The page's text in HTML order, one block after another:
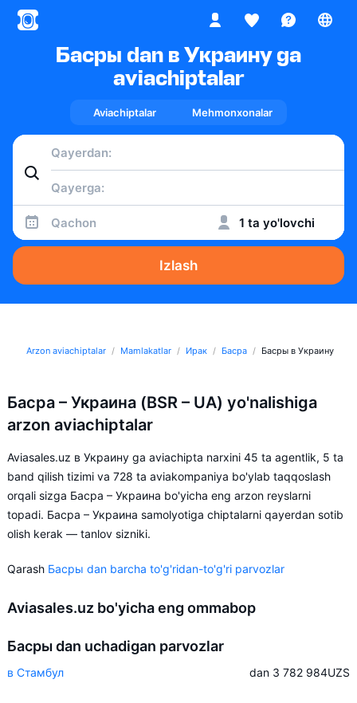
Басры dan в Украину ga
aviachiptalar
Aviachiptalar Mehmonxonalar
Qachon 1 ta yo'lovchi
Izlash
Arzon aviachiptalar Mamlakatlar Ирак Басра Басры в Украину
Басра – Украина (BSR – UA) yo'nalishiga
arzon aviachiptalar
Aviasales.uz в Украину ga aviachipta narxini 45 ta agentlik, 5 ta
band qilish tizimi va 728 ta aviakompaniya bo'ylab taqqoslash
orqali sizga Басра – Украина bo'yicha eng arzon reyslarni
topadi. Басра – Украина samolyotiga chiptalarni qayerdan sotib
olish kerak — tanlov sizniki.
Qarash Басры dan barcha to'g'ridan-to'g'ri parvozlar
Aviasales.uz bo'yicha eng ommabop
Басры dan uchadigan parvozlar
в Стамбул dan 3 782 984UZS